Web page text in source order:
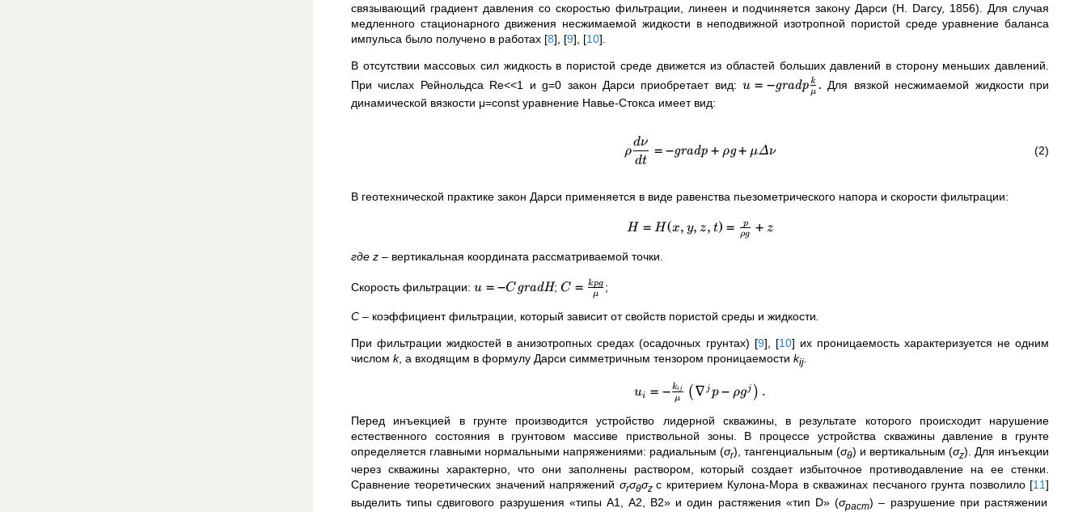
связывающий градиент давления со скоростью фильтрации, линеен и подчиняется закону Дарси (H. Darcy, 1856). Для случая
медленного стационарного движения несжимаемой жидкости в неподвижной изотропной пористой среде уравнение баланса
импульса было получено в работах [8] [9] [10]
В отсутствии массовых сил жидкость в пористой среде движется из областей больших давлений в сторону меньших давлений.
При числах Рейнольдса Re<<1 и g=0 закон Дарси приобретает вид:u = −gradp μ
k . Для вязкой несжимаемой жидкости при
динамической вязкости μ=const уравнение Навье-Стокса имеет вид:
ρ
dt
dν =−gradp + ρg + μΔν (2)
В геотехнической практике закон Дарси применяется в виде равенства пьезометрического напора и скорости фильтрации:
H = H(x, y, z, t) = ρg
p + z
где z – вертикальная координата рассматриваемой точки.
Скорость фильтрации: u =−CgradH; C = μ
kpg ;
C – коэффициент фильтрации, который зависит от свойств пористой среды и жидкости.
При фильтрации жидкостей в анизотропных средах (осадочных грунтах) [9], [10] их проницаемость характеризуется не одним
числом k, а входящим в формулу Дарси симметричным тензором проницаемости kij.
ui = − μ
kij ( ∇ j p − ρgj ) .
Перед инъекцией в грунте производится устройство лидерной скважины, в результате которого происходит нарушение
естественного состояния в грунтовом массиве приствольной зоны. В процессе устройства скважины давление в грунте
определяется главными нормальными напряжениями: радиальным (σr), тангенциальным (σθ) и вертикальным (σz). Для инъекции
через скважины характерно, что они заполнены раствором, который создает избыточное противодавление на ее стенки.
Сравнение теоретических значений напряжений σrσθσzс критерием Кулона-Мора в скважинах песчаного грунта позволило [11]
выделить типы сдвигового разрушения «типы А1, А2, B2» и один растяжения «тип D» (σраст)– разрушение при растяжении